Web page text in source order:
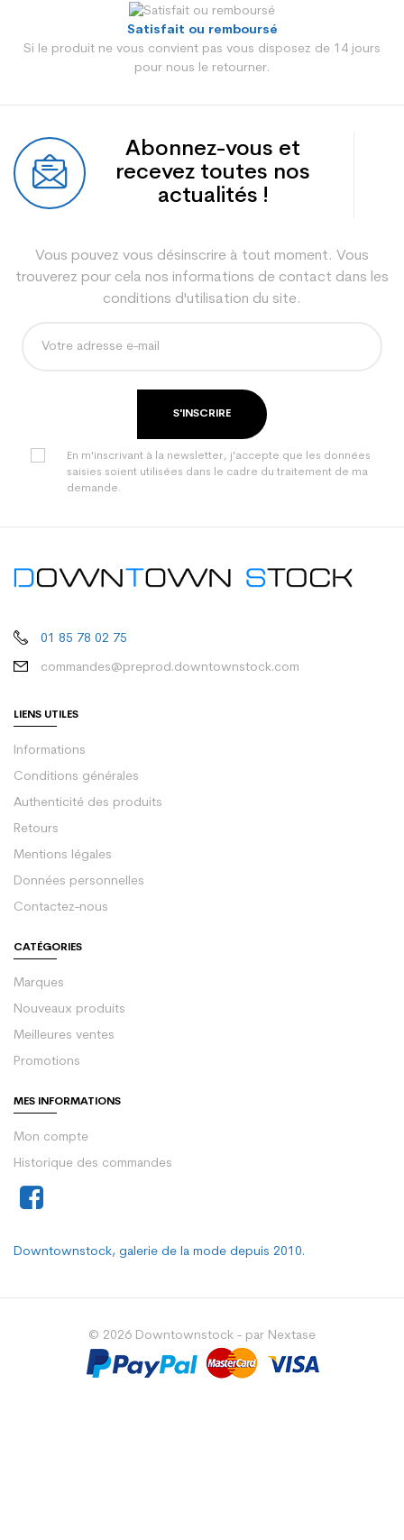
Satisfait ou remboursé
Si le produit ne vous convient pas vous disposez de 14 jours
pour nous le retourner.
Abonnez-vous et
recevez toutes nos
actualités !
Vous pouvez vous désinscrire à tout moment. Vous
trouverez pour cela nos informations de contact dans les
conditions d'utilisation du site.
S'INSCRIRE
En m'inscrivant à la newsletter, j'accepte que les données
saisies soient utilisées dans le cadre du traitement de ma
demande.
01 85 78 02 75
commandes@preprod.downtownstock.com
LIENS UTILES
Informations
Conditions générales
Authenticité des produits
Retours
Mentions légales
Données personnelles
Contactez-nous
CATÉGORIES
Marques
Nouveaux produits
Meilleures ventes
Promotions
MES INFORMATIONS
Mon compte
Historique des commandes
Downtownstock, galerie de la mode depuis 2010.
© 2026 Downtownstock - par Nextase